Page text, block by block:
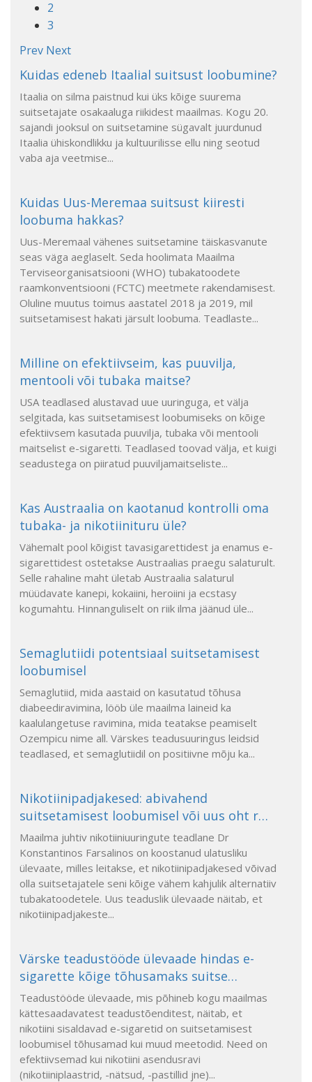
2
3
Prev Next
Kuidas edeneb Itaalial suitsust loobumine?
Itaalia on silma paistnud kui üks kõige suurema
suitsetajate osakaaluga riikidest maailmas. Kogu 20.
sajandi jooksul on suitsetamine sügavalt juurdunud
Itaalia ühiskondlikku ja kultuurilisse ellu ning seotud
vaba aja veetmise...
Kuidas Uus-Meremaa suitsust kiiresti
loobuma hakkas?
Uus-Meremaal vähenes suitsetamine täiskasvanute
seas väga aeglaselt. Seda hoolimata Maailma
Terviseorganisatsiooni (WHO) tubakatoodete
raamkonventsiooni (FCTC) meetmete rakendamisest.
Oluline muutus toimus aastatel 2018 ja 2019, mil
suitsetamisest hakati järsult loobuma. Teadlaste...
Milline on efektiivseim, kas puuvilja,
mentooli või tubaka maitse?
USA teadlased alustavad uue uuringuga, et välja
selgitada, kas suitsetamisest loobumiseks on kõige
efektiivsem kasutada puuvilja, tubaka või mentooli
maitselist e-sigaretti. Teadlased toovad välja, et kuigi
seadustega on piiratud puuviljamaitseliste...
Kas Austraalia on kaotanud kontrolli oma
tubaka- ja nikotiinituru üle?
Vähemalt pool kõigist tavasigarettidest ja enamus e-
sigarettidest ostetakse Austraalias praegu salaturult.
Selle rahaline maht ületab Austraalia salaturul
müüdavate kanepi, kokaiini, heroiini ja ecstasy
kogumahtu. Hinnanguliselt on riik ilma jäänud üle...
Semaglutiidi potentsiaal suitsetamisest
loobumisel
Semaglutiid, mida aastaid on kasutatud tõhusa
diabeediravimina, lööb üle maailma laineid ka
kaalulangetuse ravimina, mida teatakse peamiselt
Ozempicu nime all. Värskes teadusuuringus leidsid
teadlased, et semaglutiidil on positiivne mõju ka...
Nikotiinipadjakesed: abivahend
suitsetamisest loobumisel või uus oht r…
Maailma juhtiv nikotiiniuuringute teadlane Dr
Konstantinos Farsalinos on koostanud ulatusliku
ülevaate, milles leitakse, et nikotiinipadjakesed võivad
olla suitsetajatele seni kõige vähem kahjulik alternatiiv
tubakatoodetele. Uus teaduslik ülevaade näitab, et
nikotiinipadjakeste...
Värske teadustööde ülevaade hindas e-
sigarette kõige tõhusamaks suitse…
Teadustööde ülevaade, mis põhineb kogu maailmas
kättesaadavatest teadustõenditest, näitab, et
nikotiini sisaldavad e-sigaretid on suitsetamisest
loobumisel tõhusamad kui muud meetodid. Need on
efektiivsemad kui nikotiini asendusravi
(nikotiiniplaastrid, -nätsud, -pastillid jne)...